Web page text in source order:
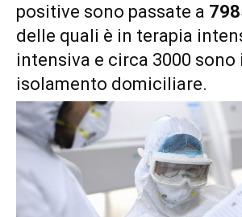
positive sono passate a
delle quali è in terapia
intensiva e circa 3000 sono
isolamento domiciliare.